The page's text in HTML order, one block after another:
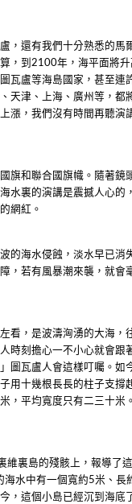
，還有我們十分熟悉的馬
，到 2100年，海平面將升
瓦盧等海島國家，甚至連
天津、上海、廣州等，都
漲，我們沒有時間再聽演
旗和聯合國旗幟。隨著鏡
水裏的演講是震撼人心的
網紅。
的海水侵蝕，淡水早已消
，若有風暴潮來襲，就會
看，是波濤洶湧的大海，
時刻擔心一不小心就會跟
圖瓦盧人會這樣叮囑。如
用十幾根長長的柱子支撐
，平均寬度只有二三十米
維裏島的殘骸上，報導了
海水中有一個寬約5米、長
，這個小島已經沉到海底